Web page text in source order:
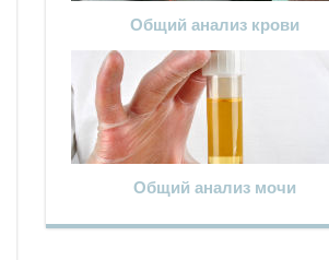
Общий анализ крови
Общий анализ мочи